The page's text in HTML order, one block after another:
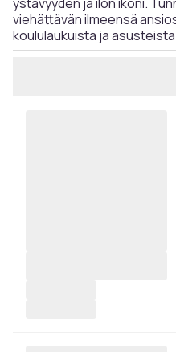
viehättävän ilmeensä
koululaukuista ja